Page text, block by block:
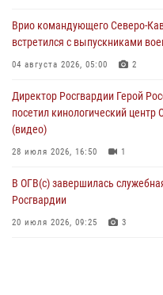
нарушений миграционного
07 августа 2026, 12:54
07 августа 2026, 12:37
Врио командующего Северо-
встретился с выпускниками
04 августа 2026, 05:00 2
Директор Росгвардии Герой
посетил кинологический
(видео)
28 июля 2026, 16:50 1
В ОГВ(с) завершилась
Росгвардии
20 июля 2026, 09:25 3